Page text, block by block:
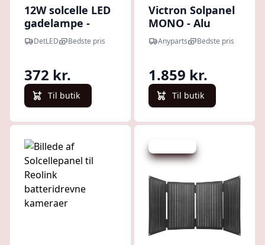
12W solcelle LED
gadelampe -
1200lm, IP65,
6000K, sort, inkl.
batteri - Kulør :
Kold
DetLED Bedste pris
372 kr.
Til butik
Victron Solpanel
MONO - Alu
285WP - 1251426
Anyparts Bedste pris
1.859 kr.
Til butik